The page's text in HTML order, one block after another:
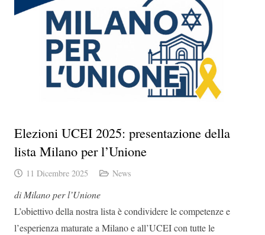
Elezioni UCEI 2025: presentazione della
lista Milano per l’Unione
11 Dicembre 2025 News
di Milano per l’Unione
L’obiettivo della nostra lista è condividere le competenze e
l’esperienza maturate a Milano e all’UCEI con tutte le